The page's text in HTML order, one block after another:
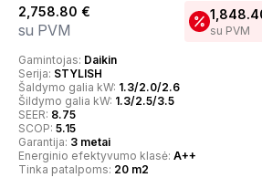
2,758.80 €
su PVM su PVM
Gamintojas: Daikin
Serija: STYLISH
Šaldymo galia kW: 1.3/2.0/2.6
Šildymo galia kW: 1.3/2.5/3.5
SEER: 8.75
SCOP: 5.15
Garantija: 3 metai
Energinio efektyvumo klasė: A++
Tinka patalpoms: 20 m2